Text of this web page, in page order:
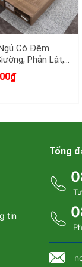
Có Đệm
Phản Lật,
- GN 61
tin
Tổng